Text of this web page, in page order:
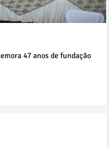
47 anos de fundação